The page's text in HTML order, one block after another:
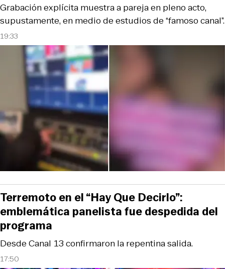
19:33
Grabación explícita muestra a pareja en pleno acto,
supustamente, en medio de estudios de “famoso canal”.
17:50
Desde Canal 13 confirmaron la repentina salida.
Terremoto en el “Hay Que Decirlo”:
emblemática panelista fue despedida del
programa